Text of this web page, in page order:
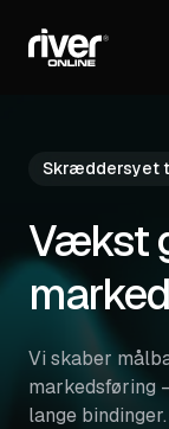
Logo Kit
Skræddersyet
Vækst
Vi skaber
markedsføring
lange bindinger.